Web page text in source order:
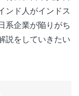
ンド人がインドス
系企業が陥りがち
説をしていきたい